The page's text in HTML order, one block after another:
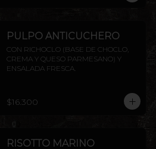
PULPO ANTICUCHERO
CON RICHOCLO (BASE DE CHOCLO,
CREMA Y QUESO PARMESANO) Y
ENSALADA FRESCA.
$16.300
RISOTTO MARINO